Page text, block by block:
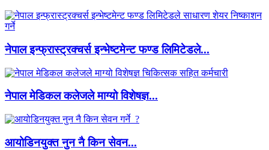
नेपाल इन्फ्रास्ट्रक्चर्स इन्भेष्टमेन्ट फण्ड लिमिटेडले...
नेपाल मेडिकल कलेजले माग्यो विशेषज्ञ...
आयोडिनयुक्त नुन नै किन सेवन...